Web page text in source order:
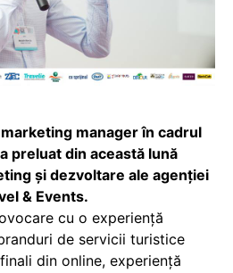
manager în cadrul
preluat din această lună
și dezvoltare ale agenției
& Events.
cu o experiență
de servicii turistice
din online, experiență